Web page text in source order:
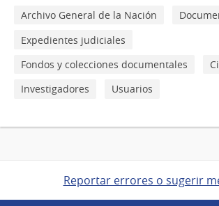
Archivo General de la Nación
Expedientes judiciales
Fondos y colecciones documentales
Investigadores
Usuarios
Reportar errores o sugerir